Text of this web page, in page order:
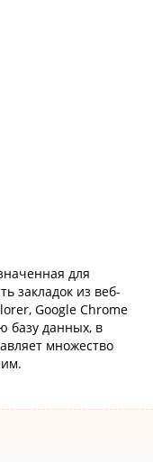
для
закладок из веб-
Google Chrome
базу данных, в
множество